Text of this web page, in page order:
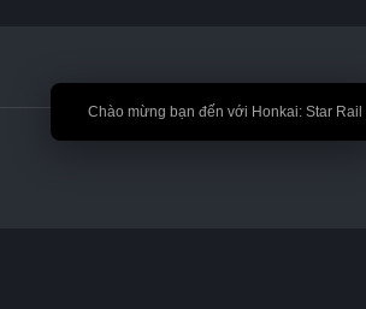
🎉 Chào mừng bạn đến với Honkai: Star